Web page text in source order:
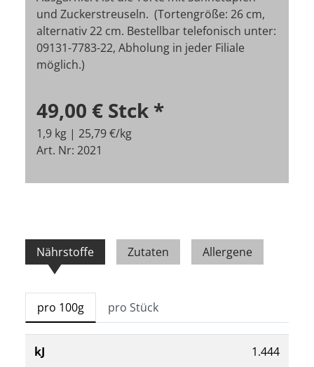
und Zuckerstreuseln. (Tortengröße: 26 cm,
alternativ 22 cm. Bestellbar telefonisch unter:
09131-7783-22, Abholung in jeder Filiale
möglich.)
49,00 € Stck *
1,9 kg | 25,79 €/kg
Art. Nr: 2021
Nährstoffe Zutaten Allergene
pro 100g pro Stück
kJ 1.444